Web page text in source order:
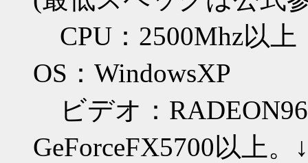
CPU：2500Mhz以
OS：WindowsXP
ビデオ：
GeForceFX5700以上。